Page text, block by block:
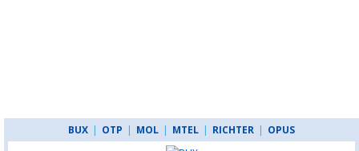
BUX | OTP | MOL | MTEL | RICHTER | OPUS